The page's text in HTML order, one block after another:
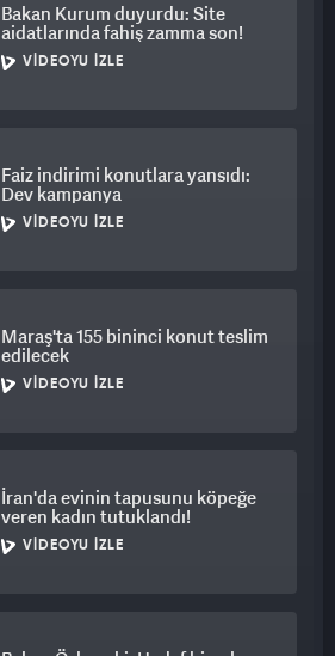
Bakan Kurum duyurdu: Site
aidatlarında fahiş zamma son!
VIDEOYU İZLE
Faiz indirimi konutlara yansıdı:
Dev kampanya
VIDEOYU İZLE
Maraş'ta 155 bininci konut teslim
edilecek
VIDEOYU İZLE
İran'da evinin tapusunu köpeğe
veren kadın tutuklandı!
VIDEOYU İZLE